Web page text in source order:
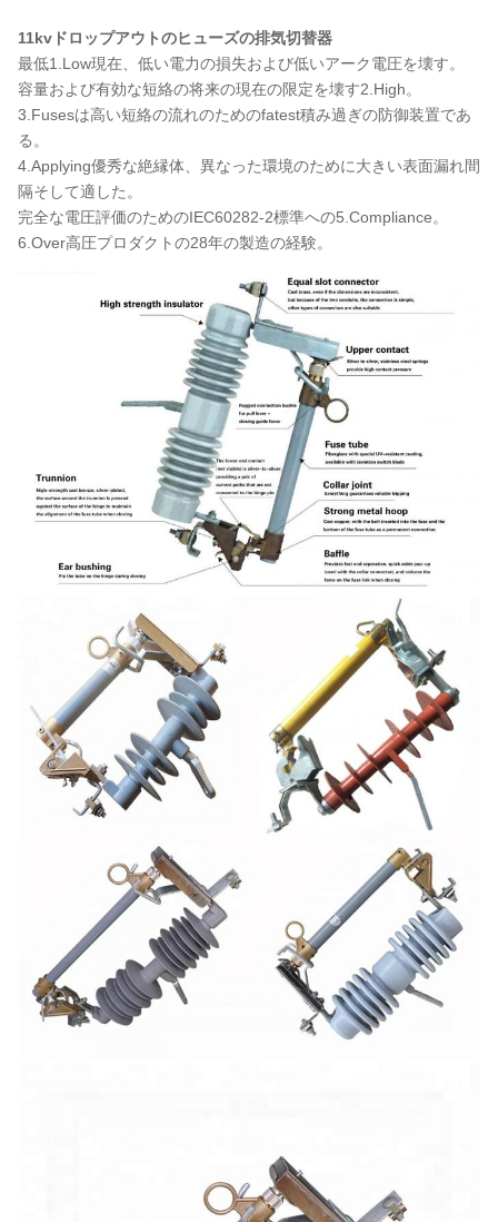
11kvドロップアウトのヒューズの排気切替器
最低1.Low現在、低い電力の損失および低いアーク電圧を壊す。
容量および有効な短絡の将来の現在の限定を壊す2.High。
3.Fusesは高い短絡の流れのためのfatest積み過ぎの防御装置であ
る。
4.Applying優秀な絶縁体、異なった環境のために大きい表面漏れ間
隔そして適した。
完全な電圧評価のためのIEC60282-2標準への5.Compliance。
6.Over高圧プロダクトの28年の製造の経験。